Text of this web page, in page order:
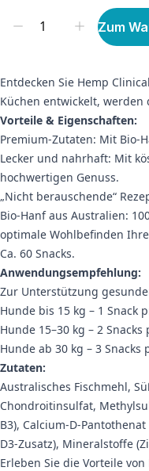
Zum
Entdecken Sie Hemp
Küchen entwickelt,
Vorteile & Eigenschaften:
Premium-Zutaten: Mit Bio-
Lecker und nahrhaft: Mit
hochwertigen Genuss.
„Nicht berauschende“
Bio-Hanf aus Australien:
optimale Wohlbefinden
Ca. 60 Snacks.
Anwendungsempfehlung:
Zur Unterstützung
Hunde bis 15 kg – 1 Snack
Hunde 15–30 kg – 2 Snacks
Hunde ab 30 kg – 3 Snacks
Zutaten:
Australisches Fischmehl,
Chondroitinsulfat,
B3), Calcium-D-
D3-Zusatz), Mineralstoffe
Erleben Sie die Vorteile